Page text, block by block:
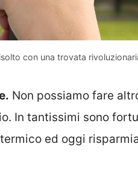
con una trovata
Non possiamo fare
In tantissimi sono
ed oggi